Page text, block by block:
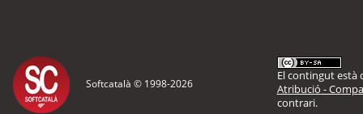
Softcatalà © 1998-2026
El contingut està
Atribució -
contrari.